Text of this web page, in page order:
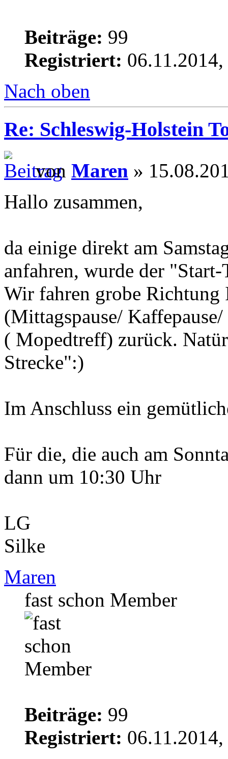
Beiträge: 99
Registriert:
Nach oben
Re: Schleswig-Holstein
von Maren »
Hallo zusammen,
da einige direkt am
anfahren, wurde der
Wir fahren grobe
(Mittagspause/
( Mopedtreff) zurück.
Strecke":)
Im Anschluss ein
Für die, die auch am
dann um 10:30 Uhr
LG
Silke
Maren
fast schon Member
Beiträge: 99
Registriert: